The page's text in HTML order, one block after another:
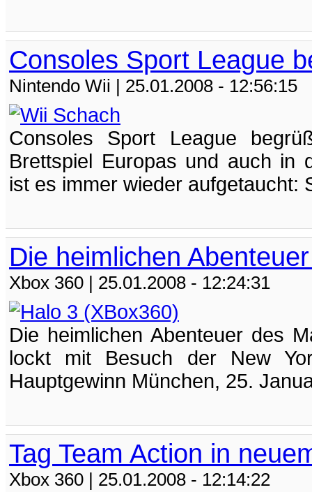
Consoles Sport League
Nintendo Wii | 25.01.2008 - 12:56:15
Consoles Sport League
Brettspiel Europas und auch in
ist es immer wieder aufgetaucht:
Die heimlichen
Xbox 360 | 25.01.2008 - 12:24:31
Die heimlichen Abenteuer des
lockt mit Besuch der New
Hauptgewinn München, 25.
Tag Team Action in
Xbox 360 | 25.01.2008 - 12:14:22